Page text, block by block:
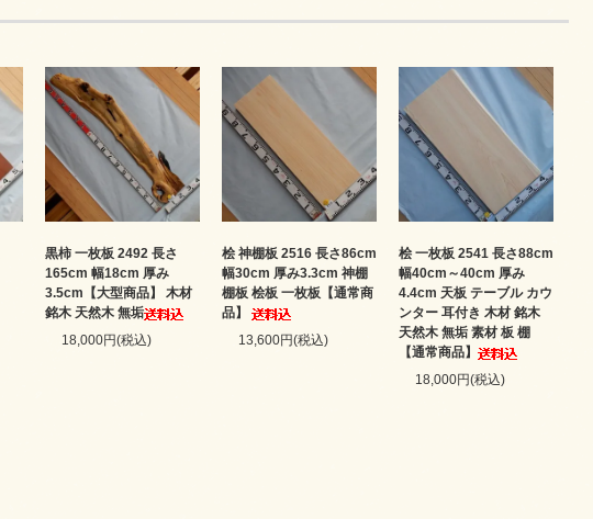
黒柿 一枚板 2492 長さ
165cm 幅18cm 厚み
3.5cm【大型商品】 木材
銘木 天然木 無垢
18,000円(税込)
桧 神棚板 2516 長さ86cm
幅30cm 厚み3.3cm 神棚
棚板 桧板 一枚板【通常商
品】
13,600円(税込)
桧 一枚板 2541 長さ88cm
幅40cm～40cm 厚み
4.4cm 天板 テーブル カウ
ンター 耳付き 木材 銘木
天然木 無垢 素材 板 棚
【通常商品】
18,000円(税込)